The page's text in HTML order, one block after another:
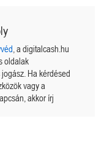
, a digitalcash.hu
oldalak
Ha kérdésed
vagy a
akkor írj